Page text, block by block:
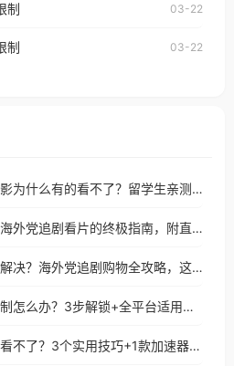
。
中国大陆地区播放。 遇到这个问题
音乐地区版权限制」的问题，无论人在
制 03-22
制 03-22
在国外看优酷上的电影为什么有的看不了？留学生亲测有效的回国加速方案
优酷区域限制破解：海外党追剧看片的终极指南，附直播欧冠+1905电影网解决方案
优酷国外看不了怎么解决？海外党追剧购物全攻略，这招亲测有效！
在老挝用优酷地区限制怎么办？3步解锁+全平台适用的回国加速器指南
海外党有优酷会员却看不了？3个实用技巧+1款加速器解决追剧&金融APP难题